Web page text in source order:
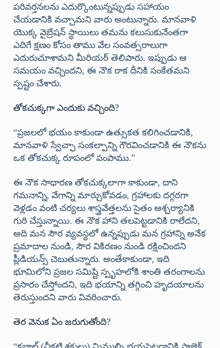
పరివర్తనలను ఎదుర్కొంటున్నప్పుడు సహాయం
చేయడానికి వచ్చామని వారు అంటున్నారు. మానవాళి
యొక్క వైబ్రేషన్ స్థాయిలు తమను కలుసుకునేంతగా
ఎదిగే క్షణం కోసం తాము వేల సంవత్సరాలుగా
ఎదురుచూశామని మీరియర్ తెలిపారు. ఇప్పుడు ఆ
సమయం వచ్చిందని, ఈ నౌక రాక దీనికి సంకేతమని
స్పష్టం చేశారు.
తోకచుక్కగా ఎందుకు వచ్చింది?
“ప్రజలలో భయం కాకుండా ఉత్సుకత కలిగించడానికి,
మానవాళి స్వేచ్ఛా సంకల్పాన్ని గౌరవించడానికి ఈ నౌకను
ఒక తోకచుక్క రూపంలో పంపాము.”
ఈ నౌక సాధారణ తోకచుక్కలాగా కాకుండా, దాని
గమనాన్ని, వేగాన్ని మార్చుకోవడం, గ్రహాలకు దగ్గరగా
వెళ్లడం వంటి చర్యలు శాస్త్రవేత్తలను సైతం ఆశ్చర్యానికి
గురి చేస్తున్నాయి. ఈ నౌక హాని తలపెట్టడానికి రాలేదని,
అది మన సౌర వ్యవస్థలో ఉన్నప్పుడు మన గ్రహాన్ని అనేక
ప్రమాదాల నుండి, సౌర వికిరణం నుండి రక్షించిందని
ప్లీడియన్స్ చెబుతున్నారు. అంతేకాకుండా, ఇది
భూమిలోని ప్రజల సమిష్టి స్పృహలోకి శాంతి తరంగాలను
ప్రసారం చేస్తోందని, ఇది భయాన్ని తగ్గించి హృదయాలను
తెరుస్తుందని వారు వివరించారు.
తెర వెనుక ఏం జరుగుతోంది?